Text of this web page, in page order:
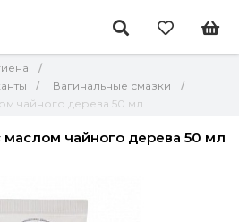
Вагинальные смазки
чайного дерева 50 мл
маслом чайного дерева 50 мл